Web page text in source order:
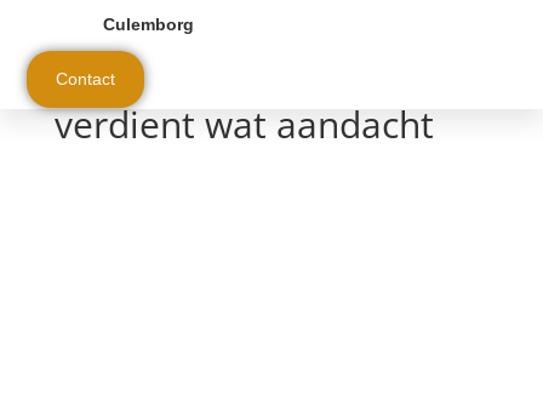
Culemborg
Contact
Ook het tandvlees
verdient wat aandacht